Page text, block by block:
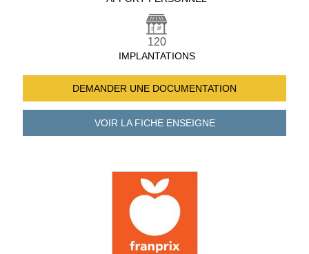
120
IMPLANTATIONS
DEMANDER UNE DOCUMENTATION
VOIR LA FICHEENSEIGNE